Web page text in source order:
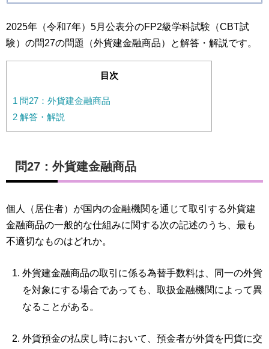
2025年（令和7年）5月公表分のFP2級学科試験（CBT試
験）の問27の問題（外貨建金融商品）と解答・解説です。
目次
1 問27：外貨建金融商品
2 解答・解説
問27：外貨建金融商品
個人（居住者）が国内の金融機関を通じて取引する外貨建
金融商品の一般的な仕組みに関する次の記述のうち、最も
不適切なものはどれか。
外貨建金融商品の取引に係る為替手数料は、同一の外貨
を対象にする場合であっても、取扱金融機関によって異
なることがある。
外貨預金の払戻し時において、預金者が外貨を円貨に交